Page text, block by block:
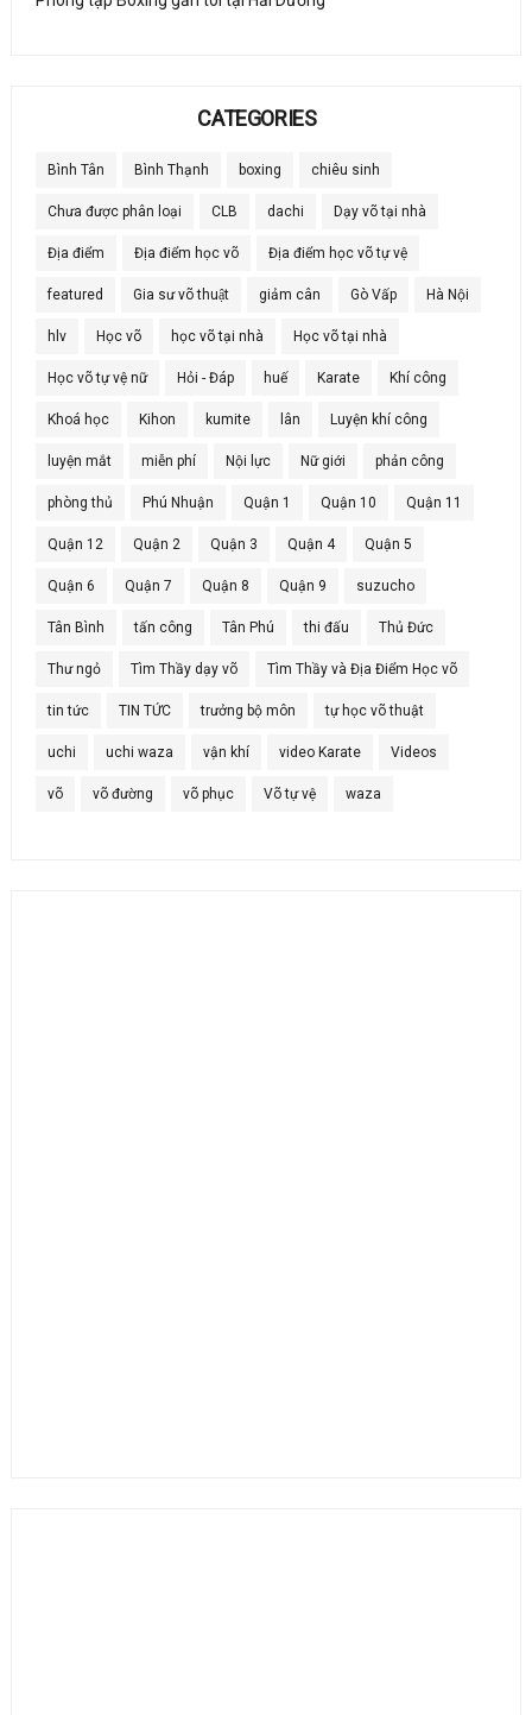
CATEGORIES
Bình Tân Bình Thạnh boxing chiêu sinh
Chưa được phân loại CLB dachi Dạy võ tại nhà
Địa điểm Địa điểm học võ Địa điểm học võ tự vệ
featured Gia sư võ thuật giảm cân Gò Vấp Hà Nội
hlv Học võ học võ tại nhà Học võ tại nhà
Học võ tự vệ nữ Hỏi - Đáp huế Karate Khí công
Khoá học Kihon kumite lân Luyện khí công
luyện mắt miễn phí Nội lực Nữ giới phản công
phòng thủ Phú Nhuận Quận 1 Quận 10 Quận 11
Quận 12 Quận 2 Quận 3 Quận 4 Quận 5
Quận 6 Quận 7 Quận 8 Quận 9 suzucho
Tân Bình tấn công Tân Phú thi đấu Thủ Đức
Thư ngỏ Tìm Thầy dạy võ Tìm Thầy và Địa Điểm Học võ
tin tức TIN TỨC trưởng bộ môn tự học võ thuật
uchi uchi waza vận khí video Karate Videos
võ võ đường võ phục Võ tự vệ waza